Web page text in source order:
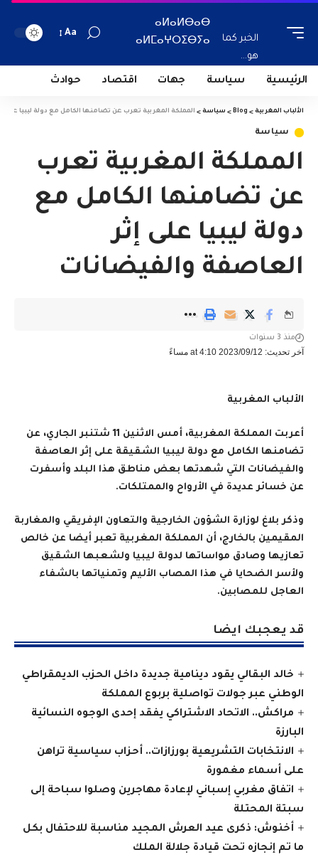
الخبر كما
هو...
ⴰⵍⴰⵍⴱⴰⴱ
ⴰⵍⵎⴰⵖⵔⵉⴱⵢⴰ
Aa
الرئيسية سياسة جهات اقتصاد حوادث
الألباب المغربية >
Blog
> سياسة > المملكة المغربية تعرب عن تضامنها الكامل مع دولة ليبيا على
سياسة
المملكة المغربية تعرب
عن تضامنها الكامل مع
دولة ليبيا على إثر
العاصفة والفيضانات
آخر تحديث: 2023/09/12 at 4:10 مساءً
منذ 3 سنوات
الألباب المغربية
أعربت المملكة المغربية، أمس الاثنين 11 شتنبر الجاري، عن
تضامنها الكامل مع دولة ليبيا الشقيقة على إثر العاصفة
والفيضانات التي شهدتها بعض مناطق هذا البلد وأسفرت
عن خسائر عديدة في الأرواح والممتلكات.
وذكر بلاغ لوزارة الشؤون الخارجية والتعاون الإفريقي والمغاربة
المقيمين بالخارج، أن المملكة المغربية تعبر أيضا عن خالص
تعازيها وصادق مواساتها لدولة ليبيا ولشعبها الشقيق
ولأسر الضحايا في هذا المصاب الأليم وتمنياتها بالشفاء
العاجل للمصابين.
قد يعجبك ايضا
خالد البقالي يقود دينامية جديدة داخل الحزب الديمقراطي
الوطني عبر جولات تواصلية بربوع المملكة
مراكش.. الاتحاد الاشتراكي يفقد إحدى الوجوه النسائية
البارزة
الانتخابات التشريعية بورزازات.. أحزاب سياسية تراهن
على أسماء مغمورة
اتفاق مغربي إسباني لإعادة مهاجرين وصلوا سباحة إلى
سبتة المحتلة
أخنوش: ذكرى عيد العرش المجيد مناسبة للاحتفال بكل
ما تم إنجازه تحت قيادة جلالة الملك